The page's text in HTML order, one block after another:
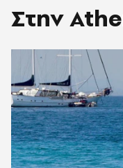
Στην